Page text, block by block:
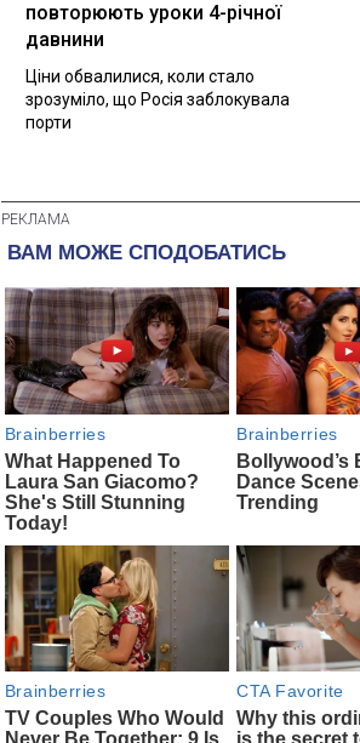
повторюють уроки 4-річної
давнини
Ціни обвалилися, коли стало
зрозуміло, що Росія заблокувала
порти